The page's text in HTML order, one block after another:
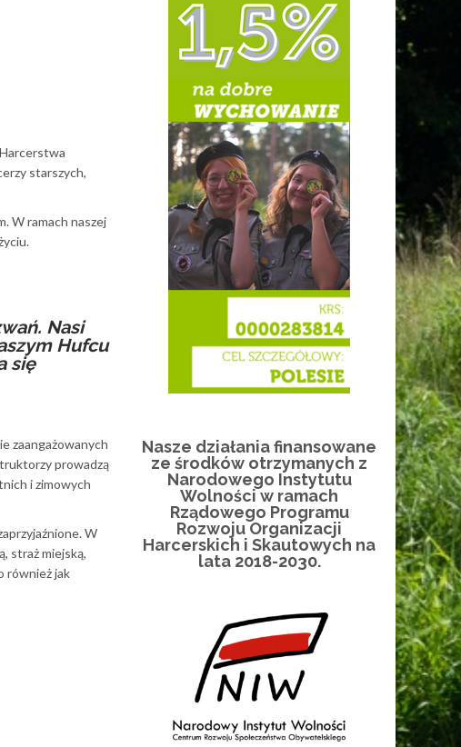
starszych,
W ramach naszej
Nasi
Hufcu
się
zaangażowanych
prowadzą
i zimowych
W
straż miejską,
również jak
Nasze działania finansowane
ze środków otrzymanych z
Narodowego Instytutu
Wolności w ramach
Rządowego Programu
Rozwoju Organizacji
Harcerskich i Skautowych na
lata 2018-2030.